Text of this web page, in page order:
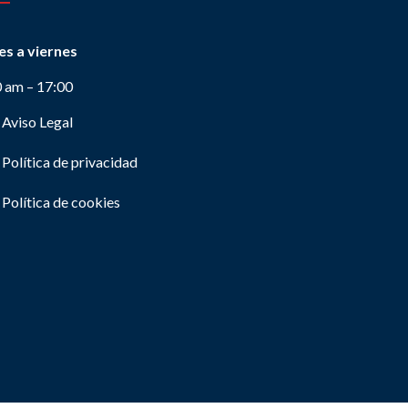
a viernes
am – 17:00
Aviso Legal
Política de privacidad
Política de cookies